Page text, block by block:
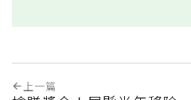
上一篇